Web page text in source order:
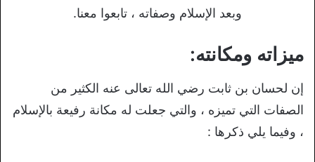
وبعد الإسلام وصفاته ، تابعوا معنا.
ميزاته ومكانته:
إن لحسان بن ثابت رضي الله تعالى عنه الكثير من
الصفات التي تميزه ، والتي جعلت له مكانة رفيعة بالإسلام
، وفيما يلي ذكرها :